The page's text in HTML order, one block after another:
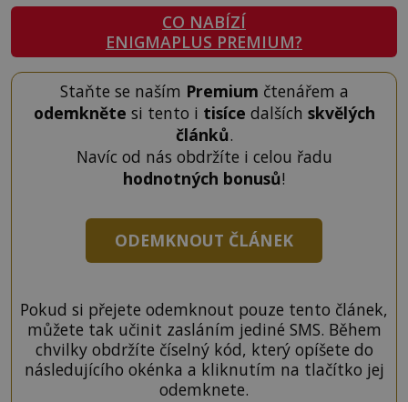
CO NABÍZÍ
ENIGMAPLUS PREMIUM?
Staňte se naším Premium čtenářem a
odemkněte si tento i tisíce dalších skvělých
článků.
Navíc od nás obdržíte i celou řadu
hodnotných bonusů!
ODEMKNOUT ČLÁNEK
Pokud si přejete odemknout pouze tento článek,
můžete tak učinit zasláním jediné SMS. Během
chvilky obdržíte číselný kód, který opíšete do
následujícího okénka a kliknutím na tlačítko jej
odemknete.